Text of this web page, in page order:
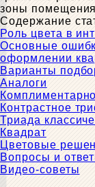
зоны
Содержание
Роль цвета в
Основные
оформлении
Варианты
Аналоги
Контрастное
Триада
Квадрат
Цветовые
Вопросы и
Видео-советы